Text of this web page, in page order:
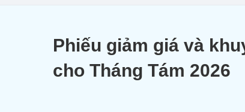
Phiếu giảm giá và
cho Tháng Tám 2026